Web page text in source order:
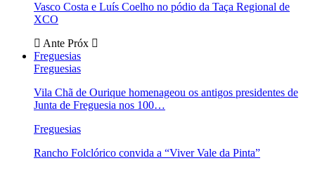
Vasco Costa e Luís Coelho no pódio da Taça Regional de
XCO
Ante Próx
Freguesias
Freguesias
Vila Chã de Ourique homenageou os antigos presidentes de
Junta de Freguesia nos 100…
Freguesias
Rancho Folclórico convida a “Viver Vale da Pinta”